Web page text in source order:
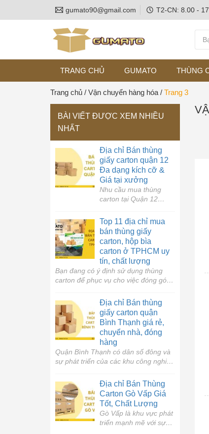
gumato90@gmail.com T2-CN: 8.00 -
TRANG CHỦ GUMATO THÙNG
Trang chủ / Vận chuyển hàng hóa / Trang 3
BÀI VIẾT ĐƯỢC XEM NHIỀU
NHẤT
Địa chỉ Bán thùng
giấy carton quận 12
Đa dạng kích cỡ &
Giá tại xưởng
Nhu cầu mua thùng
carton tại Quận 12
đây tăng lên đáng kể
bởi các cửa hàng, cơ sở
kinh doanh và doanh
nghiệp lớn nhỏ không
ngừng mở rộng. Và
hiện nay Quận 12 còn
là địa điểm thu hút
lượng lớn người dân lựa
Top 11 địa chỉ mua
bán thùng giấy
carton, hộp bìa
carton ở TPHCM uy
tín, chất lượng
Bạn đang có ý định sử dụng thùng
carton để phục vụ cho việc đóng gói
biết nên lựa chọn địa chỉ bán thùng
carton ở đâu tại TPHCM uy tín? Đơn
vị nào mua bán thùng carton lẻ? In
thùng carton giá rẻ ở đâu? Bài viết
này […]
Địa chỉ Bán thùng
giấy carton quận
Bình Thạnh giá rẻ,
chuyển nhà, đóng
hàng
Quận Bình Thạnh có dân số đông và
sự phát triển của các khu công nghiệp
cầu mua thùng carton. Đây không chỉ
là do nhu cầu đóng gói hàng hóa
trong quá trình vận chuyển kinh
doanh hàng hóa online mà còn bởi sự
phát triển […]
Địa chỉ Bán Thùng
Carton Gò Vấp Giá
Tốt, Chất Lượng
Gò Vấp là khu vực phát
triển mạnh mẽ với sự